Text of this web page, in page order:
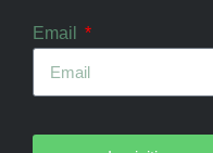
Email